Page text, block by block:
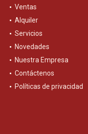
Ventas
Alquiler
Servicios
Novedades
Nuestra Empresa
Contáctenos
Políticas de privacidad